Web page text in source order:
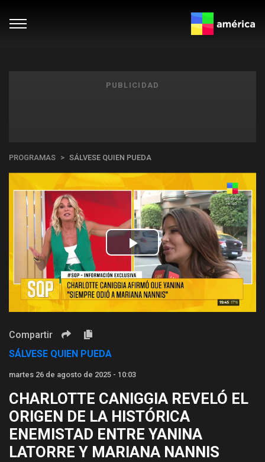
PUBLICIDAD
PROGRAMAS SÁLVESE QUIEN PUEDA
Play
Video
Compartir
SÁLVESE QUIEN PUEDA
martes 26 de agosto de 2025 - 10:03
CHARLOTTE CANIGGIA REVELÓ EL
ORIGEN DE LA HISTÓRICA
ENEMISTAD ENTRE YANINA
LATORRE Y MARIANA NANNIS